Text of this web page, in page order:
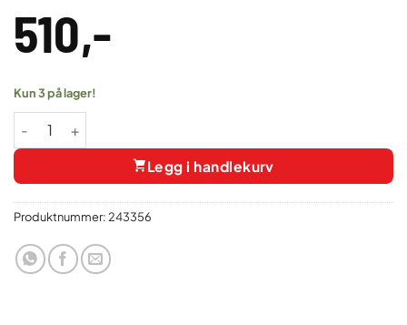
kundevurdering
510,-
Kun 3 på lager!
Chamottestein plate 40x300x600 mm antall
Legg i handlekurv
Produktnummer:243356